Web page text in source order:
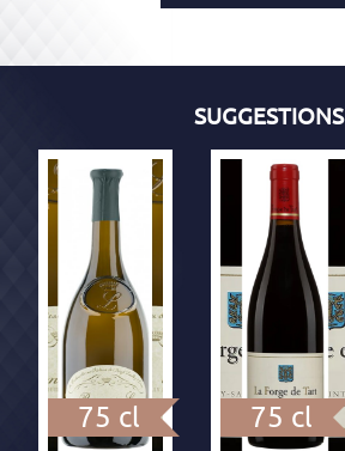
SUGGESTIONS
75 cl 75 cl